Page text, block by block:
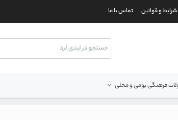
شرایط و قوانین تماس با ما
فرهنگی بومی و محلی